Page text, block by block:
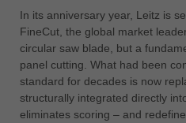
In its anniversary year, Leitz is
FineCut, the global market
circular saw blade, but a
panel cutting. What had been
standard for decades is now
structurally integrated directly
eliminates scoring – and